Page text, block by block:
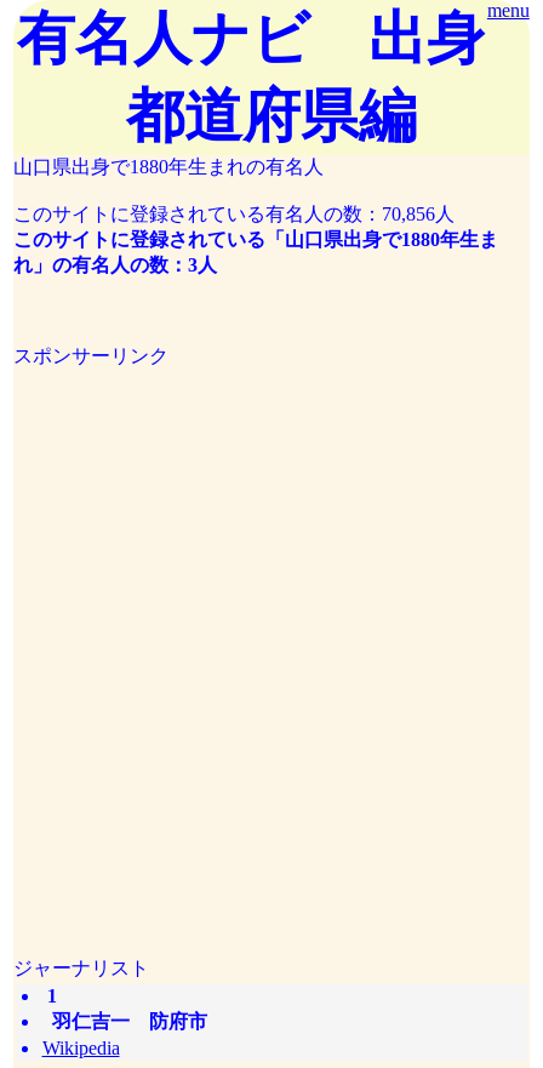
menu
有名人ナビ 出身
都道府県編
山口県出身で1880年生まれの有名人
このサイトに登録されている有名人の数：70,856人
このサイトに登録されている「山口県出身で1880年生ま
れ」の有名人の数：3人
スポンサーリンク
ジャーナリスト
1
羽仁吉一 防府市
Wikipedia